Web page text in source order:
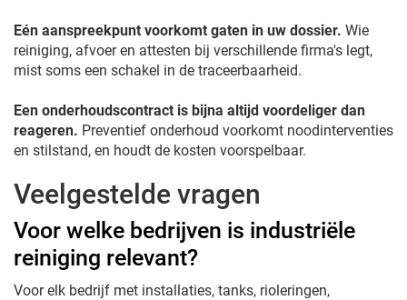
Eén aanspreekpunt voorkomt gaten in uw dossier. Wie
reiniging, afvoer en attesten bij verschillende firma's legt,
mist soms een schakel in de traceerbaarheid.
Een onderhoudscontract is bijna altijd voordeliger dan
reageren. Preventief onderhoud voorkomt noodinterventies
en stilstand, en houdt de kosten voorspelbaar.
Veelgestelde vragen
Voor welke bedrijven is industriële
reiniging relevant?
Voor elk bedrijf met installaties, tanks, rioleringen,